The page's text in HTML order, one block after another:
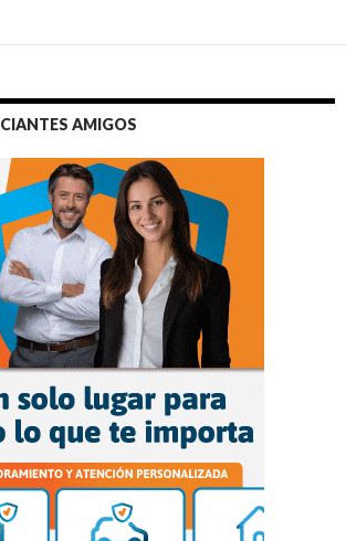
AMIGOS